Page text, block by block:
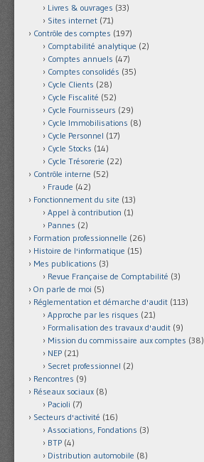
Livres & ouvrages (33)
Sites internet (71)
Contrôle des comptes (197)
Comptabilité analytique (2)
Comptes annuels (47)
Comptes consolidés (35)
Cycle Clients (28)
Cycle Fiscalité (52)
Cycle Fournisseurs (29)
Cycle Immobilisations (8)
Cycle Personnel (17)
Cycle Stocks (14)
Cycle Trésorerie (22)
Contrôle interne (52)
Fraude (42)
Fonctionnement du site (13)
Appel à contribution (1)
Pannes (2)
Formation professionnelle (26)
Histoire de l'informatique (15)
Mes publications (3)
Revue Française de Comptabilité (3)
On parle de moi (5)
Réglementation et démarche d'audit (113)
Approche par les risques (21)
Formalisation des travaux d'audit (9)
Mission du commissaire aux comptes (38)
NEP (21)
Secret professionnel (2)
Rencontres (9)
Réseaux sociaux (8)
Pacioli (7)
Secteurs d'activité (16)
Associations, Fondations (3)
BTP (4)
Distribution automobile (8)